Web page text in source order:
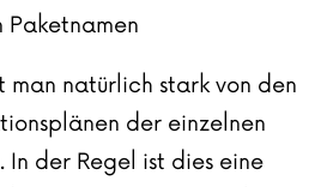
Paketnamen
man natürlich stark von den
der einzelnen
der Regel ist dies eine